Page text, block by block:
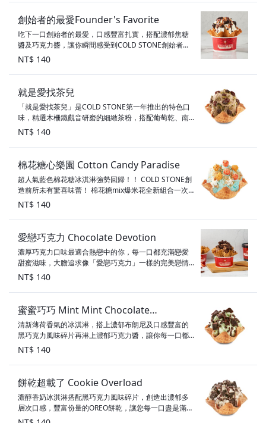
創始者的最愛Founder's Favorite
吃下一口創始者的最愛，口感豐富扎實，搭配濃郁焦糖
醬及巧克力醬，讓你瞬間感受到COLD STONE創始者想
要傳達無與倫比的冰淇淋歡樂體驗。 口味：香奶冰淇淋
配料：布朗尼、胡桃、焦糖醬、巧克力醬 甜度：5顆星
素食標示：奶蛋素
NT$ 140
就是愛找茶兒
「就是愛找茶兒」是COLD STONE第一年推出的特色口
味，精選木柵鐵觀音研磨的細緻茶粉，搭配葡萄乾、南
瓜子及濃郁鐵觀音茶粉，是款限定的特色口味唷～ 配
料：南瓜子、葡萄乾、鐵觀音茶粉 甜度：2顆星 素食標
示：奶素
NT$ 140
棉花糖心樂園 Cotton Candy Paradise
超人氣藍色棉花糖冰淇淋強勢回歸！！ COLD STONE創
造前所未有驚喜味蕾！ 棉花糖mix爆米花全新組合一次
擁有！ 遊樂園暢玩概念出發， 讓冰淇淋不僅在風味方面
升級， 口感、視覺都有多層次的體驗！ 口味：棉花糖冰
淇淋 配料：鮮奶油、酥脆餅乾、草莓美莓冰淇淋爆米花
甜度：3.5顆星 素食標示：奶素
NT$ 140
愛戀巧克力 Chocolate Devotion
濃厚巧克力口味最適合熱戀中的你，每一口都充滿戀愛
甜蜜滋味，大膽追求像「愛戀巧克力」一樣的完美戀情
吧！ 口味：巧克力冰淇淋 配料：布朗尼、巧克力醬、黑
巧克力風味碎片 甜度：5顆星 素食標示：奶蛋素
NT$ 140
蜜蜜巧巧 Mint Mint Chocolate
Chocolate Chip
清新薄荷香氣的冰淇淋，搭上濃郁布朗尼及口感豐富的
黑巧克力風味碎片再淋上濃郁巧克力醬，讓你每一口都
是甜甜蜜蜜! 配料：巧克力醬、布朗尼、黑巧克力風味碎
片 甜度：3顆半星 素食標示：葷食
NT$ 140
餅乾超載了 Cookie Overload
濃醇香奶冰淇淋搭配黑巧克力風味碎片，創造出濃郁多
層次口感，豐富份量的OREO餅乾，讓您每一口盡是滿足
～ 口味：香奶冰淇淋 配料：黑巧克力風味碎片、巧克力